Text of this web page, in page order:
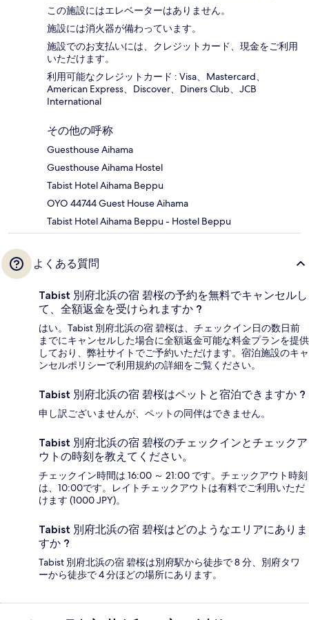
この施設にはエレベーターはありません。
施設には消火器が備わっています。
施設でのお支払いには、クレジットカード、現金をご利用
いただけます。
利用可能なクレジットカード : Visa、Mastercard、
American Express、Discover、Diners Club、JCB
International
その他の呼称
Guesthouse Aihama
Guesthouse Aihama Hostel
Tabist Hotel Aihama Beppu
OYO 44744 Guest House Aihama
Tabist Hotel Aihama Beppu - Hostel Beppu
よくある質問
Tabist 別府北浜の宿 碧桜の予約を無料でキャンセルし
て、全額返金を受けられますか ?
はい。Tabist 別府北浜の宿 碧桜は、チェックイン日の数日前
までにキャンセルした場合に全額返金可能な料金プランを提供
しており、弊社サイトでご予約いただけます。宿泊施設のキャ
ンセルポリシーで利用規約の詳細をご覧ください。
Tabist 別府北浜の宿 碧桜はペットと宿泊できますか ?
申し訳ございませんが、ペットの同伴はできません。
Tabist 別府北浜の宿 碧桜のチェックインとチェックア
ウトの時刻を教えてください。
チェックイン時間は 16:00 ～ 21:00 です。チェックアウト時刻
は、10:00です。レイトチェックアウトは有料でご利用いただ
けます (1000 JPY)。
Tabist 別府北浜の宿 碧桜はどのようなエリアにありま
すか ?
Tabist 別府北浜の宿 碧桜は別府駅から徒歩で 8 分、別府タワ
ーから徒歩で 4 分ほどの場所にあります。